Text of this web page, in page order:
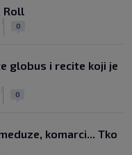
Roll
0
globus i recite koji je
0
komarci... Tko